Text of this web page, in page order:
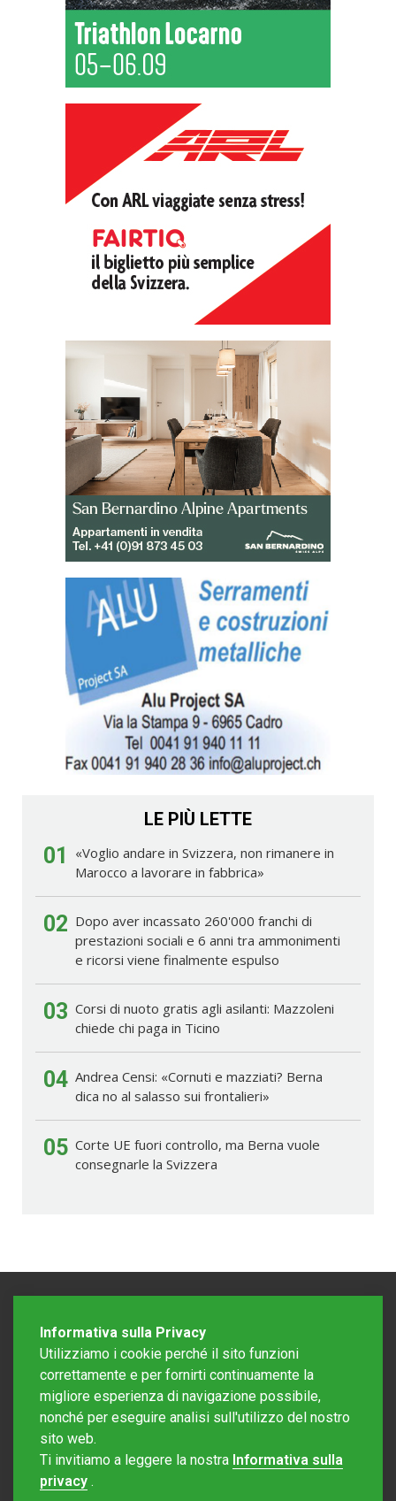
LE PIÙ LETTE
01
«Voglio andare in Svizzera, non rimanere in
Marocco a lavorare in fabbrica»
02 Dopo aver incassato 260'000 franchi di
prestazioni sociali e 6 anni tra ammonimenti
e ricorsi viene finalmente espulso
03 Corsi di nuoto gratis agli asilanti: Mazzoleni
chiede chi paga in Ticino
04 Andrea Censi: «Cornuti e mazziati? Berna
dica no al salasso sui frontalieri»
05 Corte UE fuori controllo, ma Berna vuole
consegnarle la Svizzera
Editore Rotostampa SA
Informativa sulla Privacy
Utilizziamo i cookie perché il sito funzioni
correttamente e per fornirti continuamente la
migliore esperienza di navigazione possibile,
nonché per eseguire analisi sull'utilizzo del nostro
sito web.
Ti invitiamo a leggere la nostra Informativa sulla
privacy .